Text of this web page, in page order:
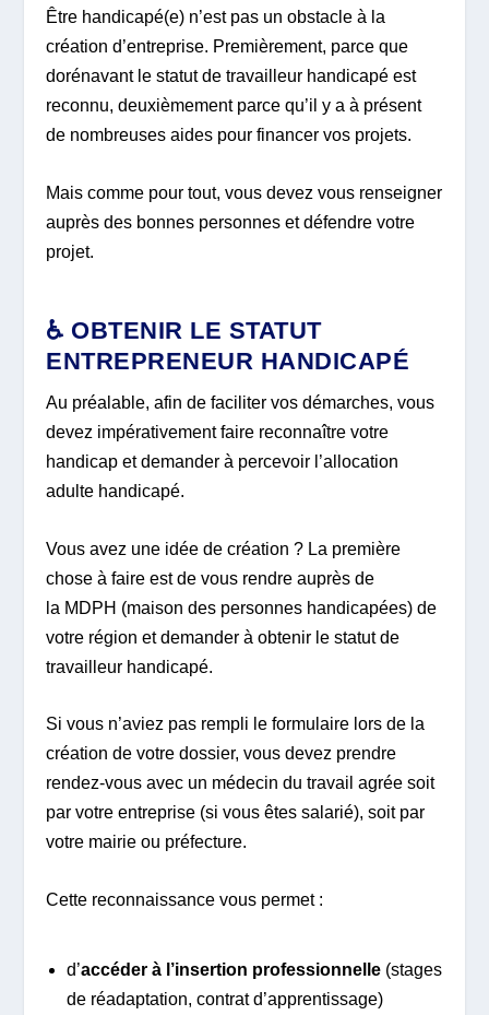
Être handicapé(e) n’est pas un obstacle à la
création d’entreprise. Premièrement, parce que
dorénavant le statut de travailleur handicapé est
reconnu, deuxièmement parce qu’il y a à présent
de nombreuses aides pour financer vos projets.
Mais comme pour tout, vous devez vous renseigner
auprès des bonnes personnes et défendre votre
projet.
♿ OBTENIR LE STATUT
ENTREPRENEUR HANDICAPÉ
Au préalable, afin de faciliter vos démarches, vous
devez impérativement faire reconnaître votre
handicap et demander à percevoir l’allocation
adulte handicapé.
Vous avez une idée de création ? La première
chose à faire est de vous rendre auprès de
la MDPH (maison des personnes handicapées) de
votre région et demander à obtenir le statut de
travailleur handicapé.
Si vous n’aviez pas rempli le formulaire lors de la
création de votre dossier, vous devez prendre
rendez-vous avec un médecin du travail agrée soit
par votre entreprise (si vous êtes salarié), soit par
votre mairie ou préfecture.
Cette reconnaissance vous permet :
d’accéder à l’insertion professionnelle(stages
de réadaptation, contrat d’apprentissage)